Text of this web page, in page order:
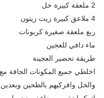
2 ملعقة كبيرة خل
4 ملاعق كبيرة زيت زيتون
ربع ملعقة صغيرة كربونات
ماء دافي للعجين
طريقة تحضير العجينة
اخلطي جميع المكونات الجافة
والخل وافركيهم بالطحين